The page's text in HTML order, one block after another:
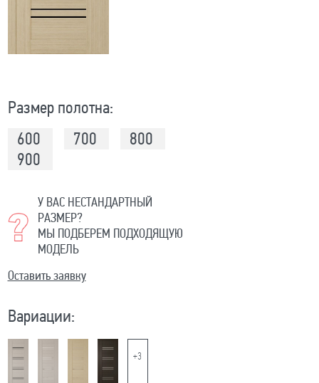
Размер полотна:
600
700
800
900
У ВАС НЕСТАНДАРТНЫЙ
РАЗМЕР?
МЫ ПОДБЕРЕМ ПОДХОДЯЩУЮ
МОДЕЛЬ
Оставить заявку
Вариации:
+3